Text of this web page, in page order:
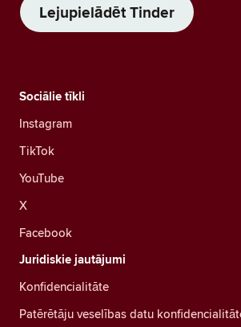
Lejupielādēt Tinder
Sociālie tīkli
Instagram
TikTok
YouTube
X
Facebook
Juridiskie jautājumi
Konfidencialitāte
Patērētāju veselības datu